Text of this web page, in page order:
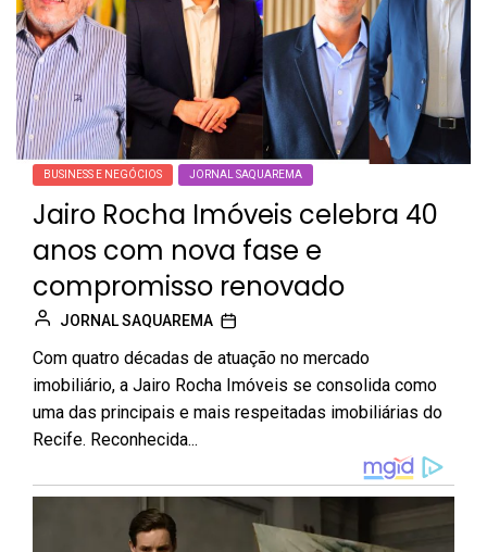
BUSINESS E NEGÓCIOS JORNAL SAQUAREMA
Jairo Rocha Imóveis celebra 40
anos com nova fase e
compromisso renovado
JORNAL SAQUAREMA
Com quatro décadas de atuação no mercado
imobiliário, a Jairo Rocha Imóveis se consolida como
uma das principais e mais respeitadas imobiliárias do
Recife. Reconhecida...